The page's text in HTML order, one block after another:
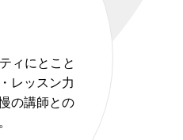
ィにとこと
レッスン力
の講師との